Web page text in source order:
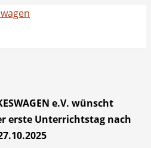
e.V. wünscht
erste Unterrichtstag nach